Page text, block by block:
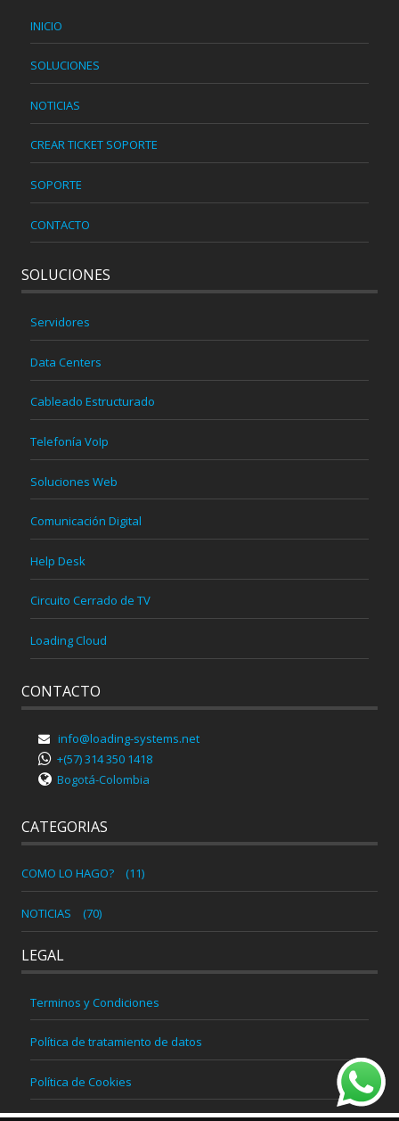
INICIO
SOLUCIONES
NOTICIAS
CREAR TICKET SOPORTE
SOPORTE
CONTACTO
SOLUCIONES
Servidores
Data Centers
Cableado Estructurado
Telefonía VoIp
Soluciones Web
Comunicación Digital
Help Desk
Circuito Cerrado de TV
Loading Cloud
CONTACTO
info@loading-systems.net
+(57) 314 350 1418
Bogotá-Colombia
CATEGORIAS
COMO LO HAGO? (11)
NOTICIAS (70)
LEGAL
Terminos y Condiciones
Política de tratamiento de datos
Política de Cookies